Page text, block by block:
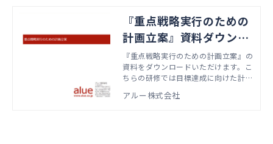
『重点戦略実行のための
計画立案』資料ダウンロ
ード
『重点戦略実行のための計画立案』の
資料をダウンロードいただけます。こ
ちらの研修では目標達成に向けた計画
実際の研修で扱うアジェンダやワーク
アルー株式会社